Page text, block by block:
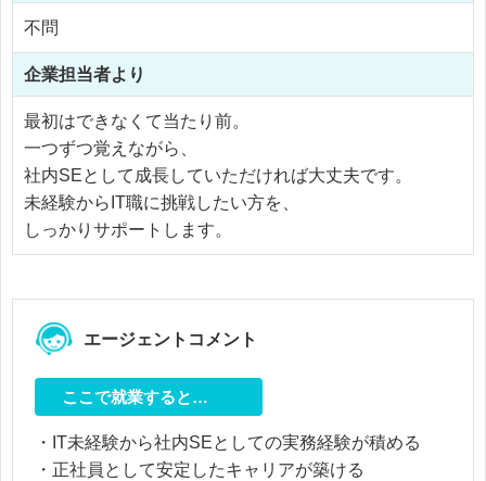
不問
企業担当者より
最初はできなくて当たり前。
一つずつ覚えながら、
社内SEとして成長していただければ大丈夫です。
未経験からIT職に挑戦したい方を、
しっかりサポートします。
エージェントコメント
ここで就業すると…
・IT未経験から社内SEとしての実務経験が積める
・正社員として安定したキャリアが築ける